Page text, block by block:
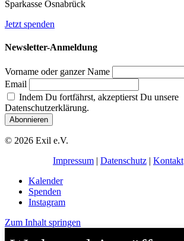
Sparkasse Osnabrück
Jetzt spenden
Newsletter-Anmeldung
Vorname oder ganzer Name
Email
Indem Du fortfährst, akzeptierst Du unsere
Datenschutzerklärung.
© 2026 Exil e.V.
Impressum | Datenschutz | Kontakt
Kalender
Spenden
Instagram
Zum Inhalt springen